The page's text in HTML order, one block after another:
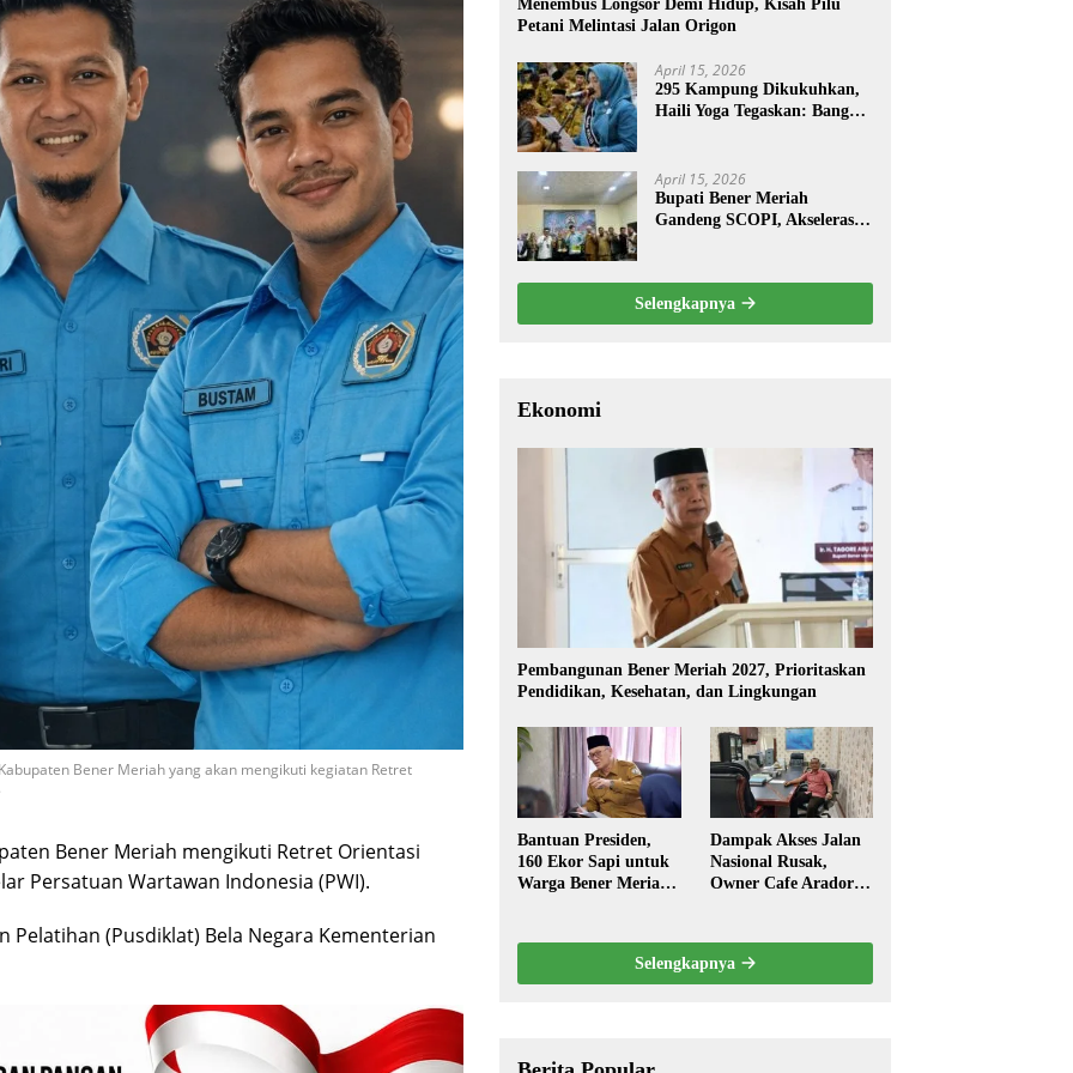
Bener Meriah yang akan mengikuti kegiatan Retret
Bener Meriah mengikuti Retret Orientasi
Persatuan Wartawan Indonesia (PWI).
Pelatihan (Pusdiklat) Bela Negara Kementerian
Menembus Longsor Demi Hidup, Kisah Pilu
Petani Melintasi Jalan Origon
April 15, 2026
295 Kampung Dikukuhkan,
Haili Yoga Tegaskan: Bangun
April 15, 2026
Bupati Bener Meriah
Gandeng SCOPI, Akselerasi
Selengkapnya
Ekonomi
Pembangunan Bener Meriah 2027, Prioritaskan
Pendidikan, Kesehatan, dan Lingkungan
Bantuan Presiden,
160 Ekor Sapi untuk
Warga Bener Meriah
Dampak Akses Jalan
Nasional Rusak,
Owner Cafe Arador
Selengkapnya